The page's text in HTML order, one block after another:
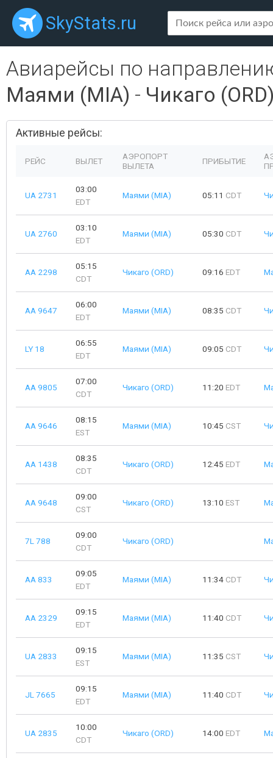
SkyStats.ru
Авиарейсы по
Маями (MIA) - Чикаго
Активные рейсы:
РЕЙС ВЫЛЕТ
АЭРОПОРТ
ВЫЛЕТА
ПРИБЫТИЕ
UA 2731
03:00
EDT
Маями (MIA) 05:11 CDT
UA 2760
03:10
EDT
Маями (MIA) 05:30 CDT
AA 2298
05:15
CDT
Чикаго (ORD) 09:16 EDT
AA 9647
06:00
EDT
Маями (MIA) 08:35 CDT
LY 18
06:55
EDT
Маями (MIA) 09:05 CDT
AA 9805
07:00
CDT
Чикаго (ORD) 11:20 EDT
AA 9646
08:15
EST
Маями (MIA) 10:45 CST
AA 1438
08:35
CDT
Чикаго (ORD) 12:45 EDT
AA 9648
09:00
CST
Чикаго (ORD) 13:10 EST
7L 788
09:00
CDT
Чикаго (ORD)
AA 833
09:05
EDT
Маями (MIA) 11:34 CDT
AA 2329
09:15
EDT
Маями (MIA) 11:40 CDT
UA 2833
09:15
EST
Маями (MIA) 11:35 CST
JL 7665
09:15
EDT
Маями (MIA) 11:40 CDT
UA 2835
10:00
CDT
Чикаго (ORD) 14:00 EDT